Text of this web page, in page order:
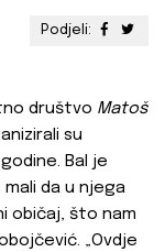
Podjeli:
društvo Matoš
su
Bal je
da u njega
običaj, što nam
„Ovdje